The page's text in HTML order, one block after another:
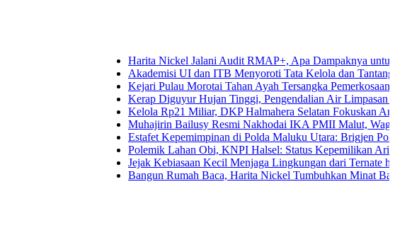
Harita Nickel Jalani Audit RMAP+, Apa Dampaknya untuk
Akademisi UI dan ITB Menyoroti Tata Kelola dan Tantangan
Kejari Pulau Morotai Tahan Ayah Tersangka Pemerkosaan Dua
Kerap Diguyur Hujan Tinggi, Pengendalian Air Limpasan Jadi
Kelola Rp21 Miliar, DKP Halmahera Selatan Fokuskan
Muhajirin Bailusy Resmi Nakhodai IKA PMII Malut, Wagub
Estafet Kepemimpinan di Polda Maluku Utara: Brigjen Pol. Arif
Polemik Lahan Obi, KNPI Halsel: Status Kepemilikan Arifin
Jejak Kebiasaan Kecil Menjaga Lingkungan dari Ternate hingga
Bangun Rumah Baca, Harita Nickel Tumbuhkan Minat Baca